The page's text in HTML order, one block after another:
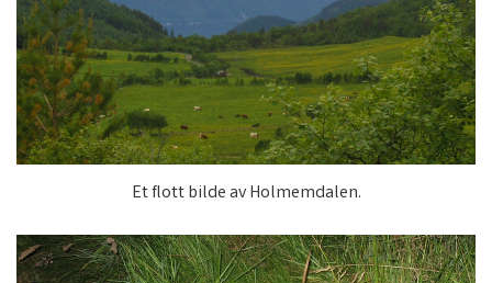
Et flott bilde av Holmemdalen.